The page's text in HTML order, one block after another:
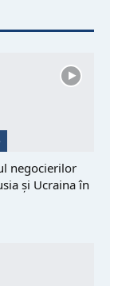
negocierilor
și Ucraina în